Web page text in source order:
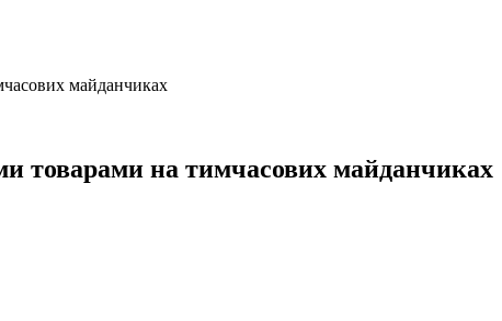
майданчиках
товарами на тимчасових майданчиках